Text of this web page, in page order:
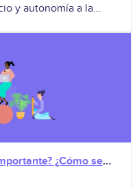
y autonomía a la
nitidez entre vínculo
¿Cómo se